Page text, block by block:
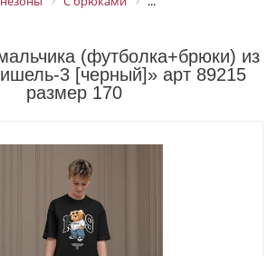
(футболка+брюки) из
3 [черный]» арт 89215
размер 170